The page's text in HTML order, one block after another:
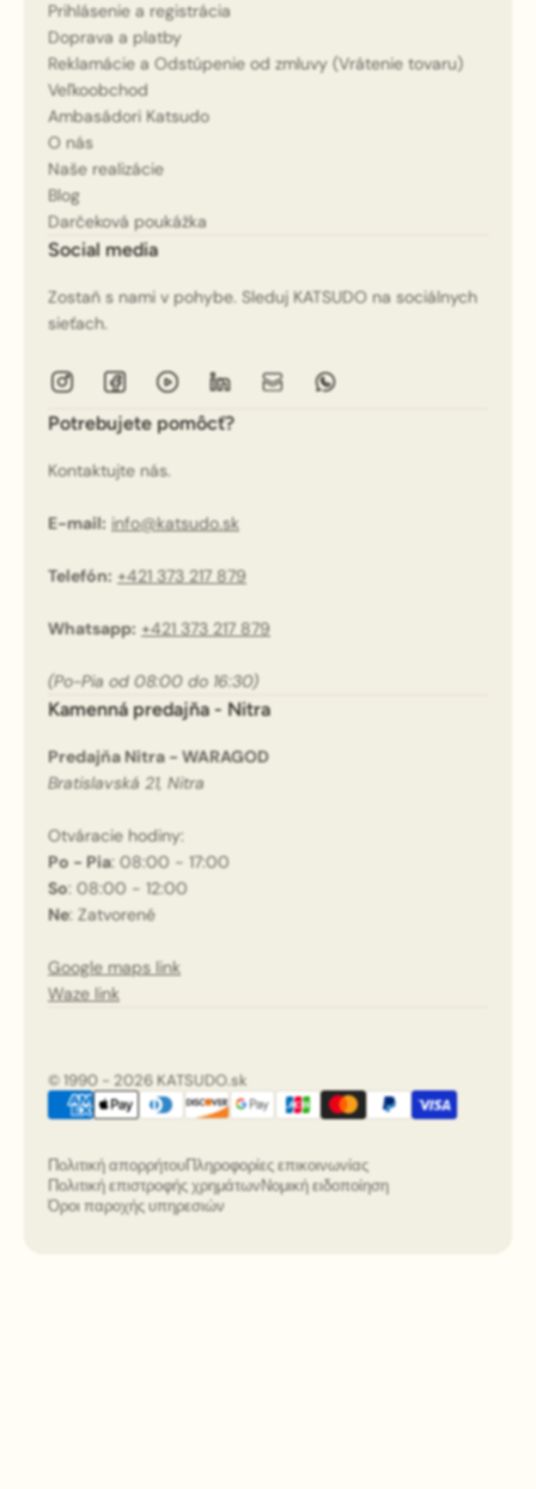
Prihlásenie a registrácia
Doprava a platby
Reklamácie a Odstúpenie od zmluvy (Vrátenie tovaru)
Veľkoobchod
Ambasádori Katsudo
O nás
Naše realizácie
Blog
Darčeková poukážka
Social media
Zostaň s nami v pohybe. Sleduj KATSUDO na sociálnych
sieťach.
Potrebujete pomôcť?
Kontaktujte nás.
E-mail: info@katsudo.sk
Telefón: +421 373 217 879
Whatsapp: +421 373 217 879
(Po-Pia od 08:00 do 16:30)
Kamenná predajňa - Nitra
Predajňa Nitra - WARAGOD
Bratislavská 21, Nitra
Otváracie hodiny:
Po - Pia: 08:00 - 17:00
So: 08:00 - 12:00
Ne: Zatvorené
Google maps link
Waze link
© 1990 - 2026 KATSUDO.sk
Πολιτική απορρήτουΠληροφορίες επικοινωνίας
Πολιτική επιστροφής χρημάτωνΝομική ειδοποίηση
Όροι παροχής υπηρεσιών